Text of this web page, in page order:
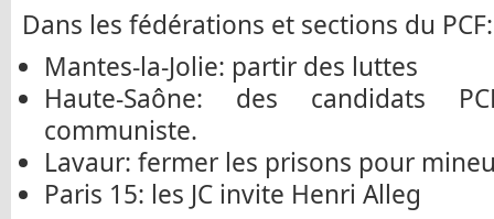
Dans les fédérations et sections du
Mantes-la-Jolie: partir des luttes
Haute-Saône: des candidats
communiste.
Lavaur: fermer les prisons pour
Paris 15: les JC invite Henri Alleg